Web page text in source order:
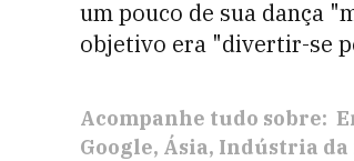
um pouco de sua dança
objetivo era "divertir-se
Acompanhe tudo sobre:
Google Ásia Indústria da